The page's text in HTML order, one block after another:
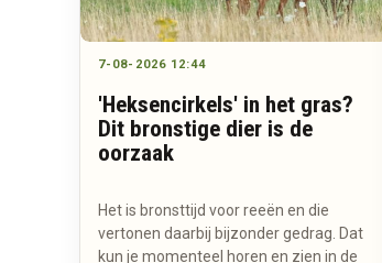
7-08-2026 12:44
'Heksencirkels' in het gras?
Dit bronstige dier is de
oorzaak
Het is bronsttijd voor reeën en die
vertonen daarbij bijzonder gedrag. Dat
kun je momenteel horen en zien in de